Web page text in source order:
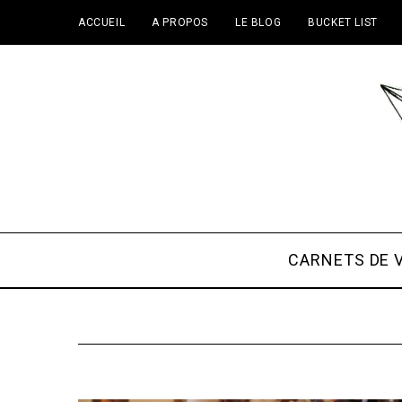
ACCUEIL A PROPOS LE BLOG BUCKET LIST
CARNETS DE